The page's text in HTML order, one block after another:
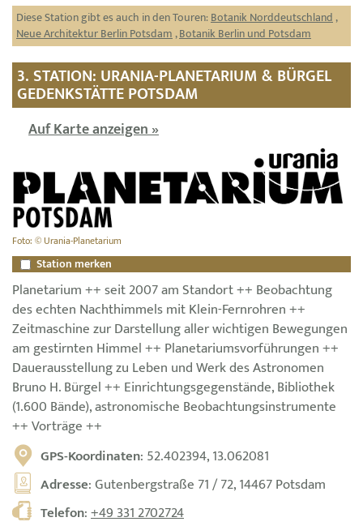
Diese Station gibt es auch in den Touren:Botanik Norddeutschland,
Neue Architektur Berlin Potsdam,Botanik Berlin und Potsdam
3. STATION: URANIA-PLANETARIUM & BÜRGEL
GEDENKSTÄTTE POTSDAM
Auf Karte anzeigen »
Foto: © Urania-Planetarium
Station merken
Planetarium ++ seit 2007 am Standort ++ Beobachtung
des echten Nachthimmels mit Klein-Fernrohren ++
Zeitmaschine zur Darstellung aller wichtigen Bewegungen
am gestirnten Himmel ++ Planetariumsvorführungen ++
Dauerausstellung zu Leben und Werk des Astronomen
Bruno H. Bürgel ++ Einrichtungsgegenstände, Bibliothek
(1.600 Bände), astronomische Beobachtungsinstrumente
++ Vorträge ++
GPS-Koordinaten: 52.402394, 13.062081
Adresse: Gutenbergstraße 71 / 72, 14467 Potsdam
Telefon:+49 331 2702724